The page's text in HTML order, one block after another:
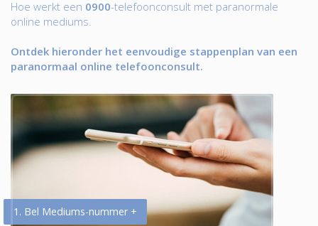
Hoe werkt een 0900-telefoonconsult met paranormale
online mediums.
Ontdek hieronder het eenvoudige stappenplan van een
paranormaal online telefoonconsult.
1. Bel Mediums-nummer +